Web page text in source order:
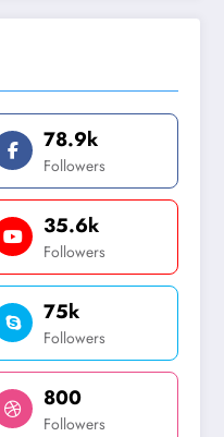
78.9k
Followers
35.6k
Followers
75k
Followers
800
Followers